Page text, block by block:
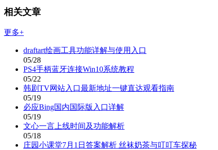
相关文章
更多+
draftart绘画工具功能详解与使用入口
05/28
PS4手柄蓝牙连接Win10系统教程
05/22
韩剧TV网站入口最新地址一键直达观看指南
05/19
必应Bing国内国际版入口详解
05/19
文心一言上线时间及功能解析
05/18
庄园小课堂7月1日答案解析 丝袜奶茶与叮叮车探秘